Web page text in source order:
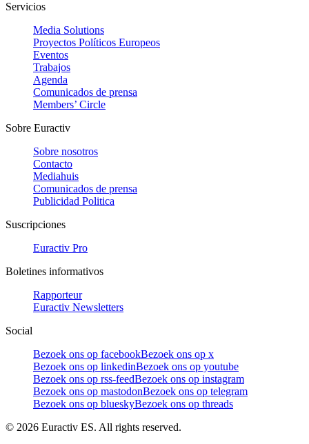
Servicios
Media Solutions
Proyectos Políticos Europeos
Eventos
Trabajos
Agenda
Comunicados de prensa
Members’ Circle
Sobre Euractiv
Sobre nosotros
Contacto
Mediahuis
Comunicados de prensa
Publicidad Politica
Suscripciones
Euractiv Pro
Boletines informativos
Rapporteur
Euractiv Newsletters
Social
Bezoek ons op facebookBezoek ons op x
Bezoek ons op linkedinBezoek ons op youtube
Bezoek ons op rss-feedBezoek ons op instagram
Bezoek ons op mastodonBezoek ons op telegram
Bezoek ons op blueskyBezoek ons op threads
© 2026 Euractiv ES. All rights reserved.